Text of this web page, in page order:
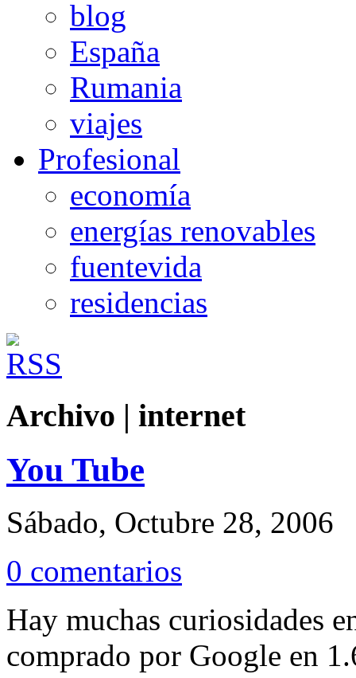
blog
España
Rumania
viajes
Profesional
economía
energías renovables
fuentevida
residencias
Archivo | internet
You Tube
Sábado, Octubre 28, 2006
0 comentarios
Hay muchas curiosidades
comprado por Google en